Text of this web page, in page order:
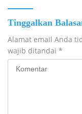
Tinggalkan
Alamat email Anda
wajib ditandai *